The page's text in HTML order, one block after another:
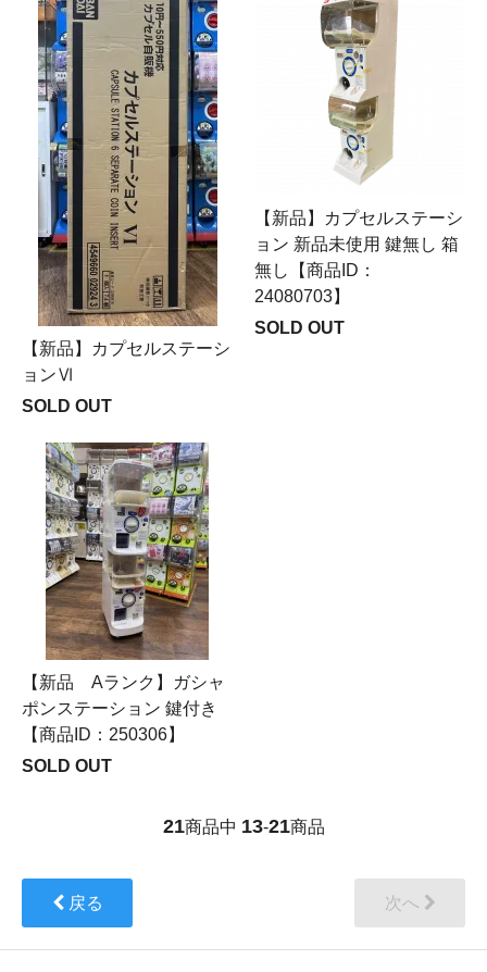
【新品】カプセルステーシ
ョンⅥ
SOLD OUT
【新品】カプセルステーシ
ョン 新品未使用 鍵無し 箱
無し【商品ID：
24080703】
SOLD OUT
【新品 Aランク】ガシャ
ポンステーション 鍵付き
【商品ID：250306】
SOLD OUT
21商品中 13-21商品
戻る 次へ